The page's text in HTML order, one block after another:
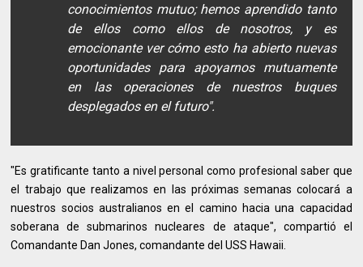
conocimientos mutuo; hemos aprendido tanto
de ellos como ellos de nosotros, y es
emocionante ver cómo esto ha abierto nuevas
oportunidades para apoyarnos mutuamente
en las operaciones de nuestros buques
desplegados en el futuro".
"Es gratificante tanto a nivel personal como profesional saber que
el trabajo que realizamos en las próximas semanas colocará a
nuestros socios australianos en el camino hacia una capacidad
soberana de submarinos nucleares de ataque", compartió el
Comandante Dan Jones, comandante del USS Hawaii.